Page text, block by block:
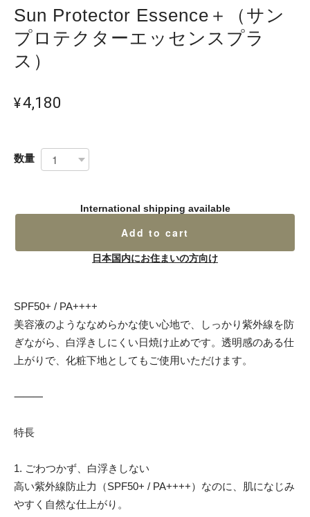
Sun Protector Essence＋（サン
プロテクターエッセンスプラ
ス）
¥4,180
数量
International shipping available
Add to cart
日本国内にお住まいの方向け
SPF50+ / PA++++
美容液のようななめらかな使い心地で、しっかり紫外線を防
ぎながら、白浮きしにくい日焼け止めです。透明感のある仕
上がりで、化粧下地としてもご使用いただけます。
⸻
特長
1. ごわつかず、白浮きしない
高い紫外線防止力（SPF50+ / PA++++）なのに、肌になじみ
やすく自然な仕上がり。